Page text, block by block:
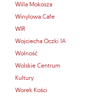
Willa Mokosza
Winylowa Cafe
WIR
Wojciecha Oczki 1A
Wolność
Wolskie Centrum
Kultury
Worek Kości